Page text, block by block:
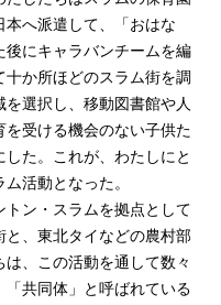
へ派遣して、「おはな
後にキャラバンチームを編
か所ほどのスラム街を調
選択し、移動図書館や人
受ける機会のない子供た
た。これが、わたしにと
活動となった。
トン・スラムを拠点として
、東北タイなどの農村部
、この活動を通して数々
共同体」と呼ばれている